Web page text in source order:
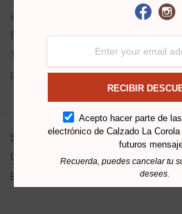
elegancia. Estos zapatos son
formales de color negro, azul, gris,
También, pueden ser usados con
pantalones de dril y similares.
SKU:
N/D
Categorías:Formales,Zapatos
Etiquetas:
Liso,
RECIBIR
Acepto hacer parte de
electrónico de Calzado La
futuros
Recuerda, puedes cancelar tu
desees.